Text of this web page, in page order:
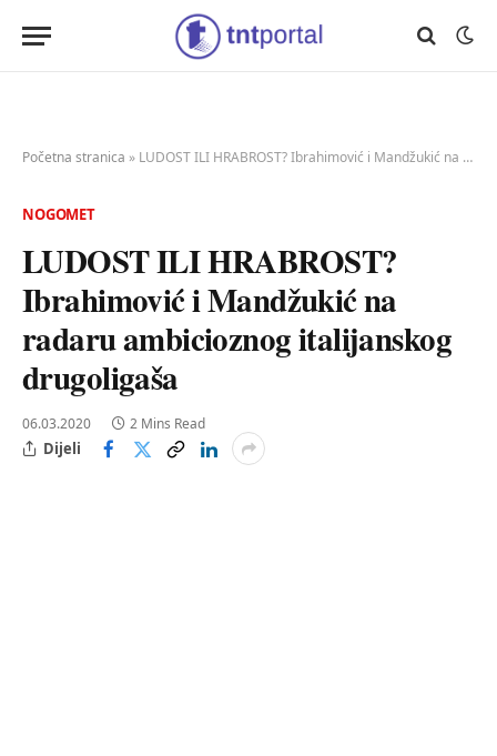
Početna stranica » LUDOST ILI HRABROST? Ibrahimović i Mandžukić na radaru ambicioznog italijanskog drugoligaša
NOGOMET
LUDOST ILI HRABROST?
Ibrahimović i Mandžukić na
radaru ambicioznog italijanskog
drugoligaša
06.03.2020 2 Mins Read
Dijeli